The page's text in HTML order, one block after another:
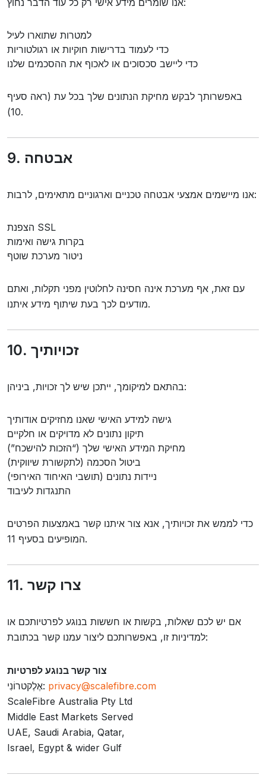
אנו שומרים מידע אישי רק כל עוד הדבר נחוץ:
למטרות שתוארו לעיל
כדי לעמוד בדרישות חוקיות או רגולטוריות
כדי ליישב סכסוכים או לאכוף את ההסכמים שלנו
באפשרותך לבקש מחיקת הנתונים שלך בכל עת (ראה סעיף
10).
9. אבטחה
אנו מיישמים אמצעי אבטחה טכניים וארגוניים מתאימים, לרבות:
הצפנת SSL
בקרות גישה ואימות
ניטור מערכת שוטף
עם זאת, אף מערכת אינה חסינה לחלוטין מפני תקלות, ואתם
מודעים לכך בעת שיתוף מידע איתנו.
10. זכויותיך
בהתאם למיקומך, ייתכן שיש לך זכויות, ביניהן:
גישה למידע האישי שאנו מחזיקים אודותיך
תיקון נתונים לא מדויקים או חלקיים
מחיקת המידע האישי שלך (“הזכות להישכח”)
ביטול הסכמה (לתקשורת שיווקית)
ניידות נתונים (תושבי האיחוד האירופי)
התנגדות לעיבוד
כדי לממש את זכויותיך, אנא צור איתנו קשר באמצעות הפרטים
המופיעים בסעיף 11.
11. צרו קשר
אם יש לכם שאלות, בקשות או חששות בנוגע לפרטיותכם או
למדיניות זו, באפשרותכם ליצור עמנו קשר בכתובת:
צור קשר בנוגע לפרטיות
אֶלֶקטרוֹנִי: privacy@scalefibre.com
ScaleFibre Australia Pty Ltd
Middle East Markets Served
UAE, Saudi Arabia, Qatar,
Israel, Egypt & wider Gulf